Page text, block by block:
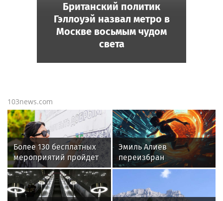
103news.com
Более 130 бесплатных
мероприятий пройдет
в рамках фестиваля
«Время добра. Лето»
Эмиль Алиев
переизбран
президентом
Ассоциации мини-
футбола России
Британский политик
Гэллоуэй назвал метро в
Москве восьмым чудом
света